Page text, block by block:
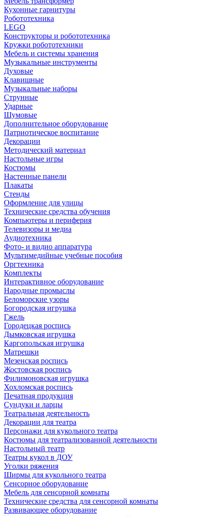
Кухонные гарнитуры
Робототехника
LEGO
Конструкторы и робототехника
Кружки робототехники
Мебель и системы хранения
Музыкальные инструменты
Духовые
Клавишные
Музыкальные наборы
Струнные
Ударные
Шумовые
Дополнительное оборудование
Патриотическое воспитание
Декорации
Методический материал
Настольные игры
Костюмы
Настенные панели
Плакаты
Стенды
Оформление для улицы
Технические средства обучения
Компьютеры и периферия
Телевизоры и медиа
Аудиотехника
Фото- и видио аппаратура
Мультимедийные учебные пособия
Оргтехника
Комплекты
Интерактивное оборудование
Народные промыслы
Беломорские узоры
Богородская игрушка
Гжель
Городецкая роспись
Дымковская игрушка
Каргопольская игрушка
Матрешки
Мезенская роспись
Жостовская роспись
Филимоновская игрушка
Хохломская роспись
Печатная продукция
Сундуки и ларцы
Театральная деятельность
Декорации для театра
Персонажи для кукольного театра
Костюмы для театрализованной деятельности
Настольный театр
Театры кукол в ДОУ
Уголки ряжения
Ширмы для кукольного театра
Сенсорное оборудование
Мебель для сенсорной комнаты
Технические средства для сенсорной комнаты
Развивающее оборудование